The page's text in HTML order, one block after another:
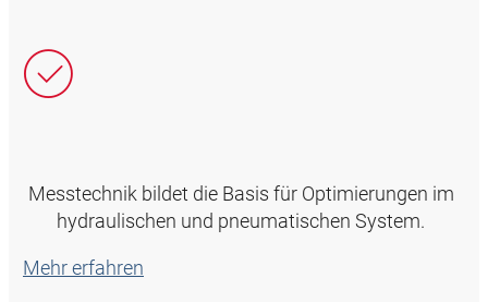
Messtechnik bildet die Basis für Optimierungen im
hydraulischen und pneumatischen System.
Mehr erfahren